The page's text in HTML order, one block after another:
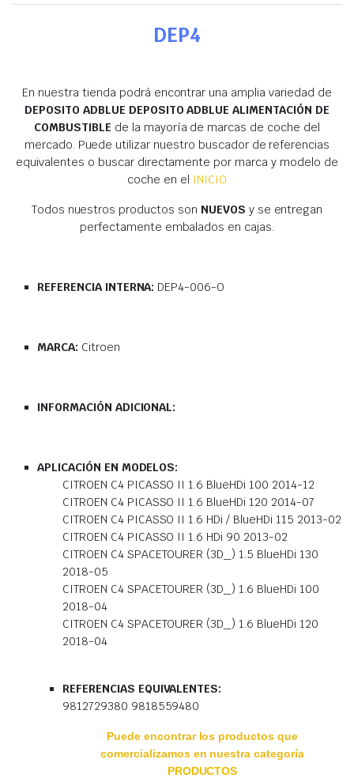
DEP4
En nuestra tienda podrá encontrar una amplia variedad de
DEPOSITO ADBLUE DEPOSITO ADBLUE ALIMENTACIÓN DE
COMBUSTIBLE de la mayoría de marcas de coche del
mercado. Puede utilizar nuestro buscador de referencias
equivalentes o buscar directamente por marca y modelo de
coche en el INICIO
Todos nuestros productos son NUEVOS y se entregan
perfectamente embalados en cajas.
REFERENCIA INTERNA: DEP4-006-O
MARCA: Citroen
INFORMACIÓN ADICIONAL:
APLICACIÓN EN MODELOS:
CITROEN C4 PICASSO II 1.6 BlueHDi 100 2014-12
CITROEN C4 PICASSO II 1.6 BlueHDi 120 2014-07
CITROEN C4 PICASSO II 1.6 HDi / BlueHDi 115 2013-02
CITROEN C4 PICASSO II 1.6 HDi 90 2013-02
CITROEN C4 SPACETOURER (3D_) 1.5 BlueHDi 130
2018-05
CITROEN C4 SPACETOURER (3D_) 1.6 BlueHDi 100
2018-04
CITROEN C4 SPACETOURER (3D_) 1.6 BlueHDi 120
2018-04
REFERENCIAS EQUIVALENTES:
9812729380 9818559480
Puede encontrar los productos que
comercializamos en nuestra categoría
PRODUCTOS